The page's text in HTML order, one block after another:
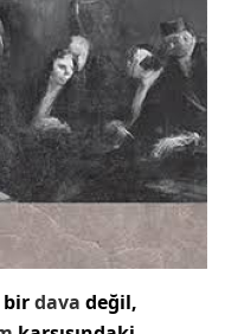
birdava değil,